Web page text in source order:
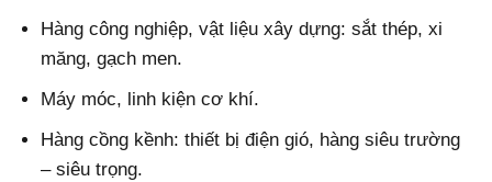
Hàng công nghiệp, vật liệu xây dựng: sắt thép, xi
măng, gạch men.
Máy móc, linh kiện cơ khí.
Hàng cồng kềnh: thiết bị điện gió, hàng siêu trường
– siêu trọng.